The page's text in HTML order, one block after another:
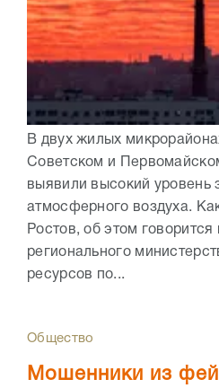
В двух жилых
Советском и
выявили высокий уровень
атмосферного воздуха.
Ростов, об этом говорится
регионального
ресурсов по...
Общество
Мошенники из